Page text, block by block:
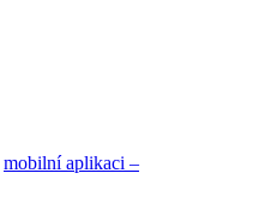
mobilní aplikaci –